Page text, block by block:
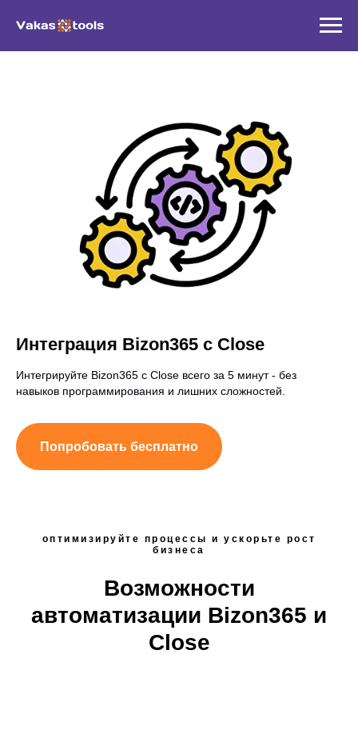
Интеграция Bizon365 с Close
Интегрируйте Bizon365 с Close всего за 5 минут - без
навыков программирования и лишних сложностей.
Попробовать бесплатно
оптимизируйте процессы и ускорьте рост
бизнеса
Возможности
автоматизации Bizon365 и
Close